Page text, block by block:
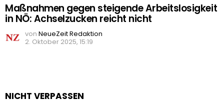
Maßnahmen gegen steigende Arbeitslosigkeit
in NÖ: Achselzucken reicht nicht
von NeueZeit Redaktion
2. Oktober 2025, 15:19
NICHT VERPASSEN